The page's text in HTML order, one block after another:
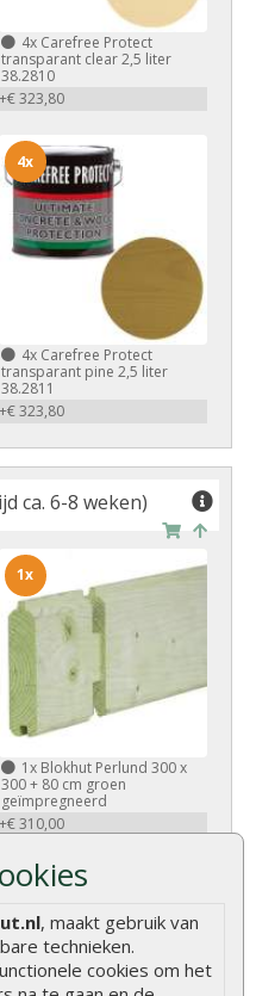
, maakt gebruik van
technieken.
cookies om het
4xCarefree Protect
transparant clear 2,5 liter
38.2810
+€ 323,80
4xCarefree Protect
transparant pine 2,5 liter
38.2811
+€ 323,80
4x
ca. 6-8 weken)
1xBlokhut Perlund 300 x
300 + 80 cm groen
geïmpregneerd
+€ 310,00
1x
1x